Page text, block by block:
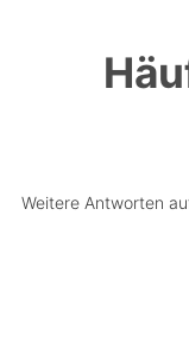
Weitere Antworten